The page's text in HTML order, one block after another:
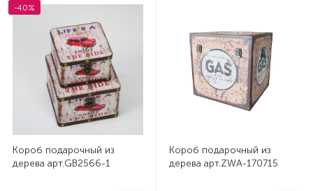
-40%
Короб подарочный из
дерева арт.GB2566-1
Короб подарочный из
дерева арт.ZWA-170715